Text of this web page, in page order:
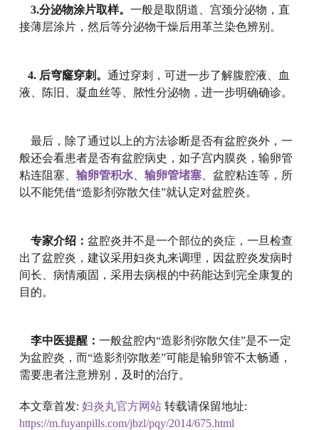
3.分泌物涂片取样。 一般是取阴道、宫颈分泌物，直
接薄层涂片，然后等分泌物干燥后用革兰染色辨别。
4. 后穹窿穿刺。 通过穿刺，可进一步了解腹腔液、血
液、陈旧、凝血丝等、脓性分泌物，进一步明确确诊。
最后，除了通过以上的方法诊断是否有盆腔炎外，一
般还会看患者是否有盆腔病史，如子宫内膜炎，输卵管
粘连阻塞、 输卵管积水、 输卵管堵塞、盆腔粘连等，所
以不能凭借“造影剂弥散欠佳”就认定对盆腔炎。
专家介绍： 盆腔炎并不是一个部位的炎症，一旦检查
出了盆腔炎，建议采用妇炎丸来调理，因盆腔炎发病时
间长、病情顽固，采用去病根的中药能达到完全康复的
目的。
李中医提醒： 一般盆腔内“造影剂弥散欠佳”是不一定
为盆腔炎，而“造影剂弥散差”可能是输卵管不太畅通，
需要患者注意辨别，及时的治疗。
本文章首发: 妇炎丸官方网站 转载请保留地址:
https://m.fuyanpills.com/jbzl/pqy/2014/675.html